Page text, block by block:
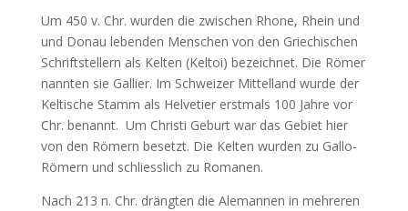
Um 450 v. Chr. wurden die zwischen Rhone, Rhein und
und Donau lebenden Menschen von den Griechischen
Schriftstellern als Kelten (Keltoi) bezeichnet. Die Römer
nannten sie Gallier. Im Schweizer Mittelland wurde der
Keltische Stamm als Helvetier erstmals 100 Jahre vor
Chr. benannt. Um Christi Geburt war das Gebiet hier
von den Römern besetzt. Die Kelten wurden zu Gallo-
Römern und schliesslich zu Romanen.
Nach 213 n. Chr. drängten die Alemannen in mehreren